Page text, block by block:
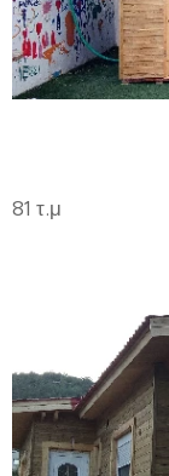
81 τ.μ